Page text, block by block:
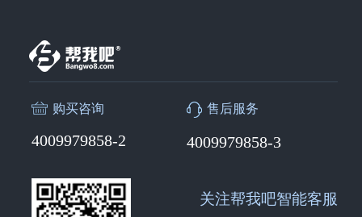
购买咨询
4009979858-2
售后服务
4009979858-3
关注帮我吧智能客服